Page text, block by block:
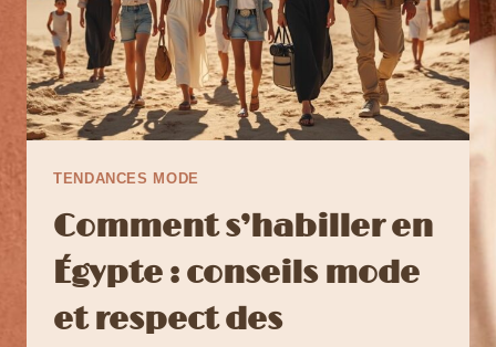
TENDANCES MODE
Comment s’habiller en
Égypte : conseils mode
et respect des